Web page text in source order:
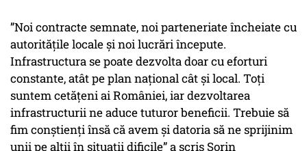
”Noi contracte semnate, noi parteneriate încheiate cu
autoritățile locale și noi lucrări începute.
Infrastructura se poate dezvolta doar cu eforturi
constante, atât pe plan național cât și local. Toți
suntem cetățeni ai României, iar dezvoltarea
infrastructurii ne aduce tuturor beneficii. Trebuie să
fim conștienți însă că avem și datoria să ne sprijinim
unii pe alții în situații dificile” a scris Sorin